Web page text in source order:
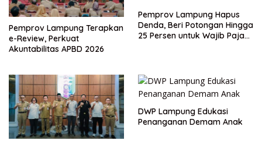
Pemprov Lampung Terapkan
e-Review, Perkuat
Akuntabilitas APBD 2026
Pemprov Lampung Hapus
Denda, Beri Potongan Hingga
25 Persen untuk Wajib Pajak
DWP Lampung Edukasi
Penanganan Demam Anak